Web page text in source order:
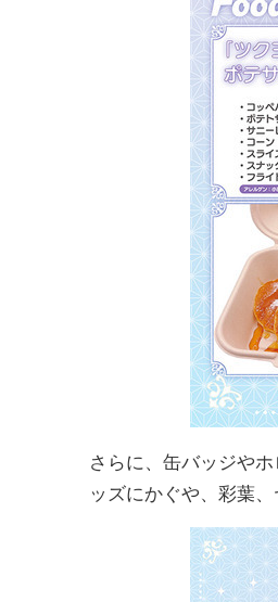
さらに、缶バッジや
ッズにかぐや、彩葉